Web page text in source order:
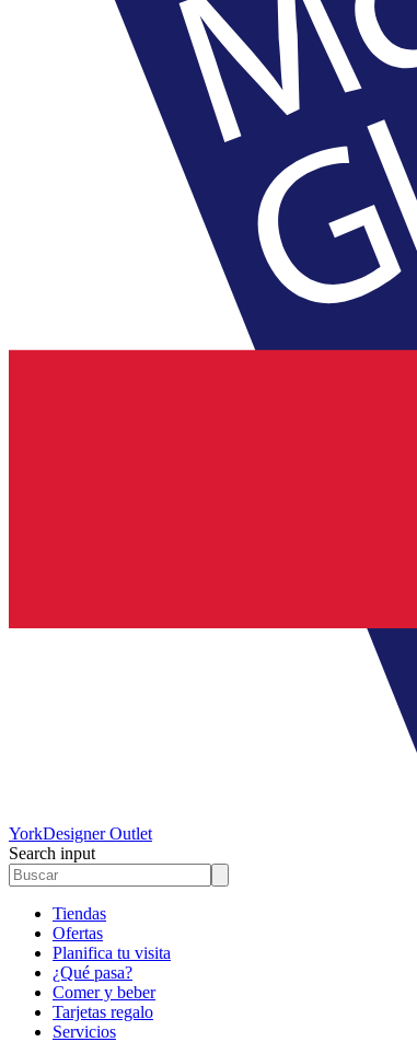
YorkDesigner Outlet
Search input
Tiendas
Ofertas
Planifica tu visita
¿Qué pasa?
Comer y beber
Tarjetas regalo
Servicios